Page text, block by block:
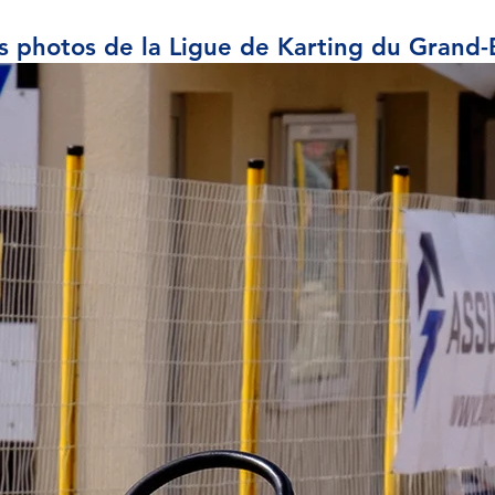
photos de la Ligue de Karting du Grand-